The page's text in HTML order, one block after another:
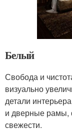
Белый
Свобода и
визуально
детали
и дверные рамы,
свежести.